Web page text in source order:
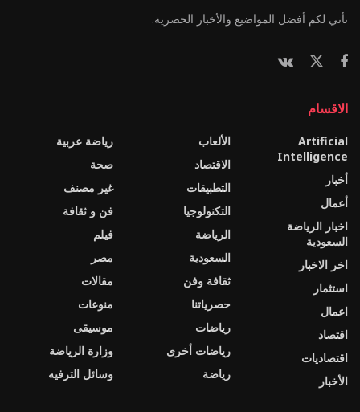
نأتي لكم أفضل المواضيع والأخبار الحصرية.
الاقسام
Artificial
Intelligence
أخبار
أعمال
اخبار الرياضة
السعودية
اخر الاخبار
استثمار
اعمال
اقتصاد
اقتصاديات
الأخبار
الألعاب
الاقتصاد
التطبيقات
التكنولوجيا
الرياضة
السعودية
ثقافة وفن
حصرياتنا
رياضات
رياضات أخرى
رياضة
رياضة عربية
صحة
غير مصنف
فن و ثقافة
فيلم
مصر
مقالات
منوعات
موسيقى
وزارة الرياضة
وسائل الترفيه